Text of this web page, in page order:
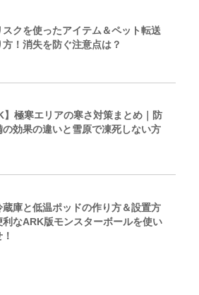
スクを使ったアイテム＆ペット転送
方！消失を防ぐ注意点は？
】極寒エリアの寒さ対策まとめ｜防
の効果の違いと雪原で凍死しない方
蔵庫と低温ポッドの作り方＆設置方
利なARK版モンスターボールを使い